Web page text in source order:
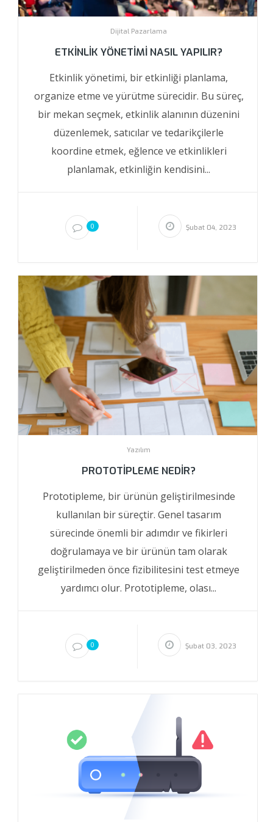
Dijital Pazarlama
ETKINLIK YÖNETIMI NASIL YAPILIR?
Etkinlik yönetimi, bir etkinliği planlama,
organize etme ve yürütme sürecidir. Bu süreç,
bir mekan seçmek, etkinlik alanının düzenini
düzenlemek, satıcılar ve tedarikçilerle
koordine etmek, eğlence ve etkinlikleri
planlamak, etkinliğin kendisini...
0 Şubat 04, 2023
Yazılım
PROTOTIPLEME NEDIR?
Prototipleme, bir ürünün geliştirilmesinde
kullanılan bir süreçtir. Genel tasarım
sürecinde önemli bir adımdır ve fikirleri
doğrulamaya ve bir ürünün tam olarak
geliştirilmeden önce fizibilitesini test etmeye
yardımcı olur. Prototipleme, olası...
0 Şubat 03, 2023